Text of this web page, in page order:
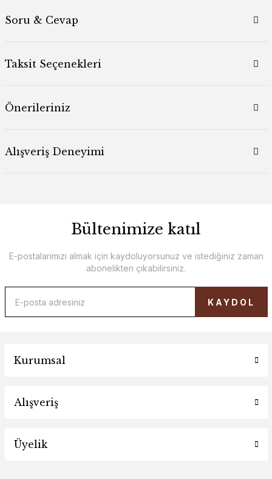
Soru & Cevap
Taksit Seçenekleri
Önerileriniz
Alışveriş Deneyimi
Bültenimize katıl
E-postalarımızı almak için kaydoluyorsunuz ve istediğiniz zaman
abonelikten çıkabilirsiniz.
KAYDOL
Kurumsal
Alışveriş
Üyelik